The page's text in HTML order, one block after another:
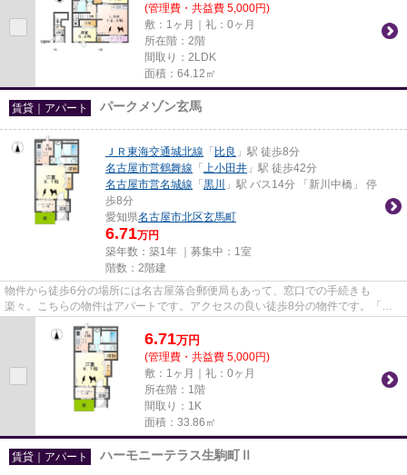
(管理費・共益費 5,000円)
敷：1ヶ月｜礼：0ヶ月
所在階：2階
間取り：2LDK
面積：64.12㎡
賃貸｜アパート パークメゾン玄馬
ＪＲ東海交通城北線 「 比良 」駅 徒歩8分
名古屋市営鶴舞線 「 上小田井 」駅 徒歩42分
名古屋市営名城線 「 黒川
」駅 バス14分 「新川中橋」 停
歩8分
愛知県名古屋市北区玄馬町
6.71万円
築年数：築1年 ｜募集中： 1室
階数：2階建
物件から徒歩6分の場所には名古屋落合郵便局もあって、窓口での手続きも
楽々。こちらの物件はアパートです。アクセスの良い徒歩8分の物件です。「パ
ークメゾン玄馬」の物件情報をお探...
6.71万円
(管理費・共益費 5,000円)
敷：1ヶ月｜礼：0ヶ月
所在階：1階
間取り：1K
面積：33.86㎡
賃貸｜アパート ハーモニーテラス生駒町Ⅱ